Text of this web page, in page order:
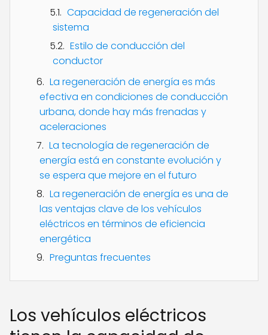
Capacidad de regeneración del
sistema
Estilo de conducción del
conductor
La regeneración de energía es más
efectiva en condiciones de conducción
urbana, donde hay más frenadas y
aceleraciones
La tecnología de regeneración de
energía está en constante evolución y
se espera que mejore en el futuro
La regeneración de energía es una de
las ventajas clave de los vehículos
eléctricos en términos de eficiencia
energética
Preguntas frecuentes
Los vehículos eléctricos